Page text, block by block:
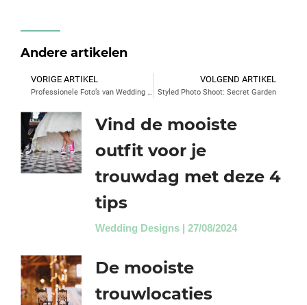
Andere artikelen
VORIGE ARTIKEL
Professionele Foto’s van Wedding Designs Trouwkaart
VOLGEND ARTIKEL
Styled Photo Shoot: Secret Garden
Vind de mooiste
outfit voor je
trouwdag met deze 4
tips
Wedding Designs 27/08/2024
De mooiste
trouwlocaties